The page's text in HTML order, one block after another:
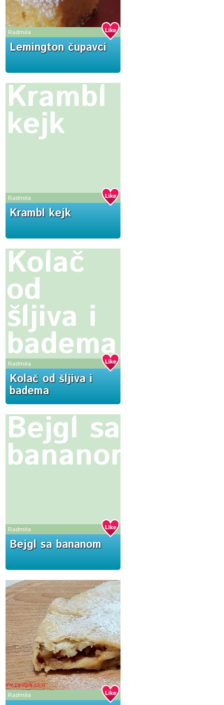
Radmila
Lemington čupavci
Krambl
kejk
Radmila
Krambl kejk
Kolač
od
šljiva i
badema
Radmila
Kolač od šljiva i
badema
Bejgl sa
bananom
Radmila
Bejgl sa bananom
Radmila